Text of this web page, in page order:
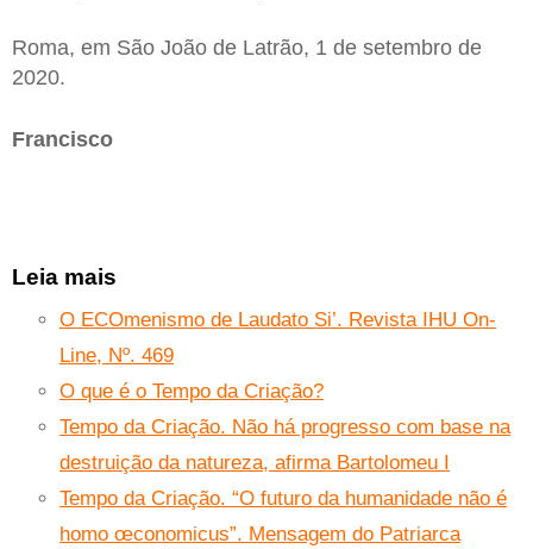
Roma, em São João de Latrão, 1 de setembro de
2020.
Francisco
Leia mais
O ECOmenismo de Laudato Si’. Revista IHU On-
Line, Nº. 469
O que é o Tempo da Criação?
Tempo da Criação. Não há progresso com base na
destruição da natureza, afirma Bartolomeu I
Tempo da Criação. “O futuro da humanidade não é
homo œconomicus”. Mensagem do Patriarca